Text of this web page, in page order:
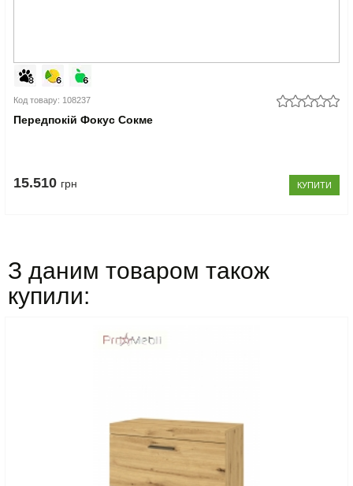
Код товару: 108237
Передпокій Фокус Сокме
15.510 грн КУПИТИ
З даним товаром також
купили: